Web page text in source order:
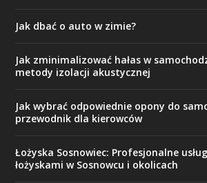
Jak dbać o auto w zimie?
Jak zminimalizować hałas w
metody izolacji akustycznej
Jak wybrać odpowiednie opony do
przewodnik dla kierowców
Łożyska Sosnowiec: Profesjonalne
łożyskami w Sosnowcu i okolicach